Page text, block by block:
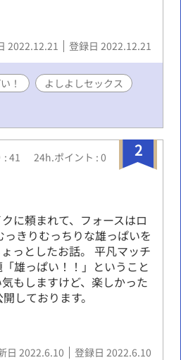
2022.12.21 登録日 2022.12.21
！
よしよしセックス
2
: 41 24h.ポイント : 0
に頼まれて、フォースはロ
きりむっちりな雄っぱいを
っとしたお話。 平凡マッチ
雄っぱい！！」ということ
もしますけど、楽しかった
しております。
日 2022.6.10 登録日 2022.6.10